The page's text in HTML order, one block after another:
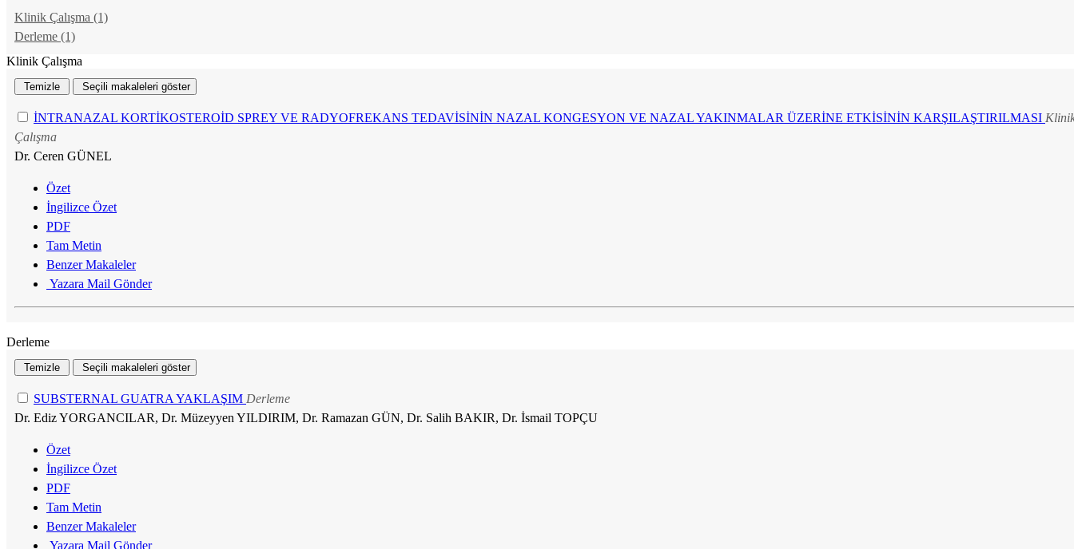
Klinik Çalışma (1)
Derleme (1)
Klinik Çalışma
İNTRANAZAL KORTİKOSTEROİD SPREY VE RADYOFREKANS TEDAVİSİNİN NAZAL KONGESYON VE NAZAL YAKINMALAR ÜZERİNE ETKİSİNİN KARŞILAŞTIRILMASI
Çalışma
Dr. Ceren GÜNEL
Özet
İngilizce Özet
PDF
Tam Metin
Benzer Makaleler
Yazara Mail Gönder
Derleme
SUBSTERNAL GUATRA YAKLAŞIM Derleme
Dr. Ediz YORGANCILAR, Dr. Müzeyyen YILDIRIM, Dr. Ramazan GÜN, Dr. Salih BAKIR, Dr. İsmail TOPÇU
Özet
İngilizce Özet
PDF
Tam Metin
Benzer Makaleler
Yazara Mail Gönder